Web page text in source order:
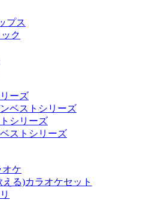
プス
ク
ーズ
ベストシリーズ
シリーズ
ストシリーズ
ケ
る)カラオケセット